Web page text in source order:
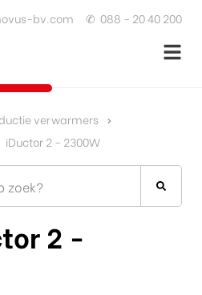
bv.com ✆ 088 - 20 40 200
verwarmers
iDuctor 2 - 2300W
2 -